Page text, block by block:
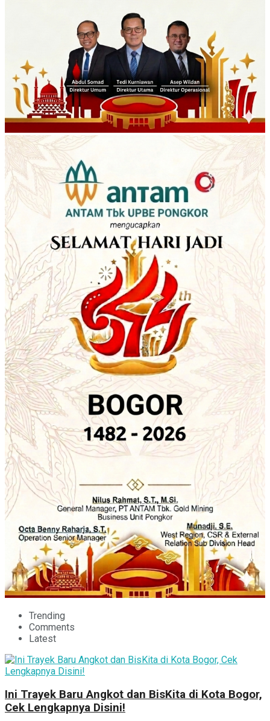
Trending
Comments
Latest
Ini Trayek Baru Angkot dan BisKita di Kota Bogor,
Cek Lengkapnya Disini!